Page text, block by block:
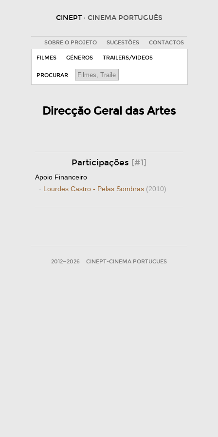
CINEPT · CINEMA PORTUGUÊS
SOBRE O PROJETO SUGESTÕES CONTACTOS
FILMES GÉNEROS TRAILERS/VIDEOS
PROCURAR
Direcção Geral das Artes
Participações [#1]
Apoio Financeiro
· Lourdes Castro - Pelas Sombras (2010)
2012—2026 CINEPT-CINEMA PORTUGUES